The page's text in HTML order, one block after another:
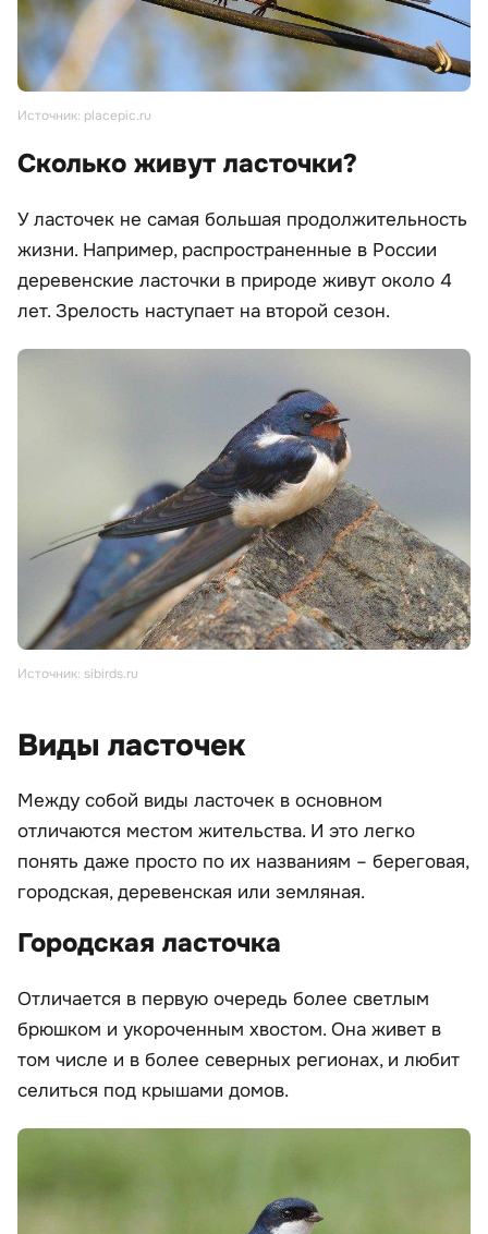
Источник: placepic.ru
Сколько живут ласточки?
У ласточек не самая большая продолжительность
жизни. Например, распространенные в России
деревенские ласточки в природе живут около 4
лет. Зрелость наступает на второй сезон.
Источник: sibirds.ru
Виды ласточек
Между собой виды ласточек в основном
отличаются местом жительства. И это легко
понять даже просто по их названиям – береговая,
городская, деревенская или земляная.
Городская ласточка
Отличается в первую очередь более светлым
брюшком и укороченным хвостом. Она живет в
том числе и в более северных регионах, и любит
селиться под крышами домов.